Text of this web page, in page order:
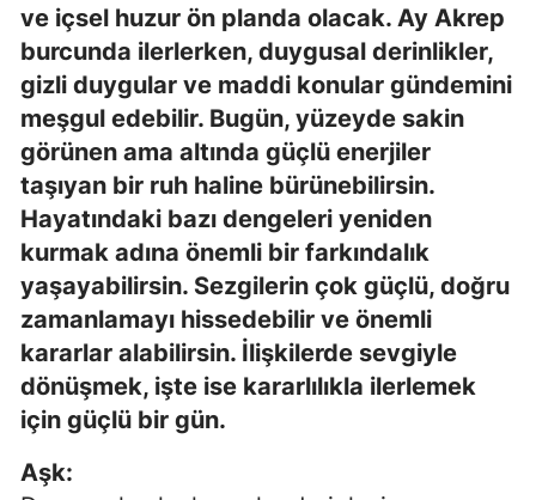
ve içsel huzur ön planda olacak. Ay Akrep
burcunda ilerlerken, duygusal derinlikler,
gizli duygular ve maddi konular gündemini
meşgul edebilir. Bugün, yüzeyde sakin
görünen ama altında güçlü enerjiler
taşıyan bir ruh haline bürünebilirsin.
Hayatındaki bazı dengeleri yeniden
kurmak adına önemli bir farkındalık
yaşayabilirsin. Sezgilerin çok güçlü, doğru
zamanlamayı hissedebilir ve önemli
kararlar alabilirsin. İlişkilerde sevgiyle
dönüşmek, işte ise kararlılıkla ilerlemek
için güçlü bir gün.
Aşk: